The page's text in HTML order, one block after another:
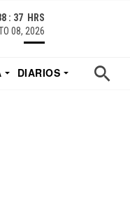
: 38 HRS
08, 2026
DIARIOS